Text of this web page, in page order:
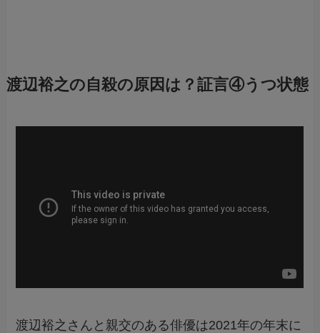
渡辺裕之の自殺の原因は？証言④うつ状態
渡辺裕之さんと親交のある俳優は2021年の年末に